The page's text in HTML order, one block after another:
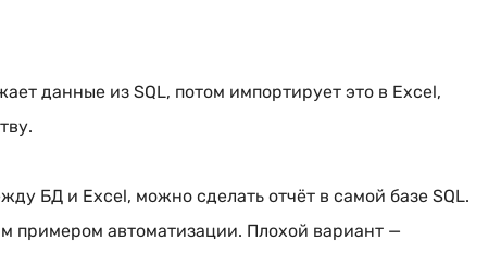
данные из SQL, потом импортирует это в Excel,
БД и Excel, можно сделать отчёт в самой базе SQL.
автоматизации. Плохой вариант —